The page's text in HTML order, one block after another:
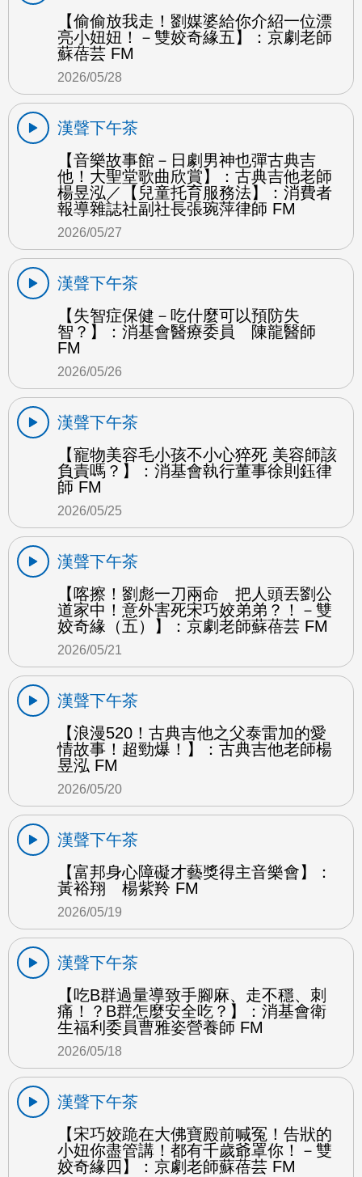
【偷偷放我走！劉媒婆給你介紹一位漂
亮小妞妞！－雙姣奇緣五】：京劇老師
蘇蓓芸 FM
2026/05/28
漢聲下午茶
【音樂故事館－日劇男神也彈古典吉
他！大聖堂歌曲欣賞】：古典吉他老師
楊昱泓／【兒童托育服務法】：消費者
報導雜誌社副社長張琬萍律師 FM
2026/05/27
漢聲下午茶
【失智症保健－吃什麼可以預防失
智？】：消基會醫療委員 陳龍醫師
FM
2026/05/26
漢聲下午茶
【寵物美容毛小孩不小心猝死 美容師該
負責嗎？】：消基會執行董事徐則鈺律
師 FM
2026/05/25
漢聲下午茶
【喀擦！劉彪一刀兩命 把人頭丟劉公
道家中！意外害死宋巧姣弟弟？！－雙
姣奇緣（五）】：京劇老師蘇蓓芸 FM
2026/05/21
漢聲下午茶
【浪漫520！古典吉他之父泰雷加的愛
情故事！超勁爆！】：古典吉他老師楊
昱泓 FM
2026/05/20
漢聲下午茶
【富邦身心障礙才藝獎得主音樂會】：
黃裕翔 楊紫羚 FM
2026/05/19
漢聲下午茶
【吃B群過量導致手腳麻、走不穩、刺
痛！？B群怎麼安全吃？】：消基會衛
生福利委員曹雅姿營養師 FM
2026/05/18
漢聲下午茶
【宋巧姣跪在大佛寶殿前喊冤！告狀的
小妞你盡管講！都有千歲爺罩你！－雙
姣奇緣四】：京劇老師蘇蓓芸 FM